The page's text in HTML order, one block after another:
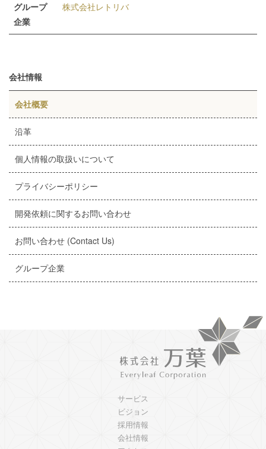
グループ
企業
株式会社レトリバ
会社情報
会社概要
沿革
個人情報の取扱いについて
プライバシーポリシー
開発依頼に関するお問い合わせ
お問い合わせ (Contact Us)
グループ企業
サービス
ビジョン
採用情報
会社情報